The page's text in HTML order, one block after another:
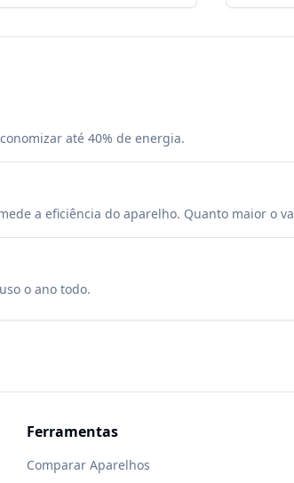
até 40% de energia.
a eficiência do aparelho. Quanto maior o
o ano todo.
Ferramentas
Comparar Aparelhos